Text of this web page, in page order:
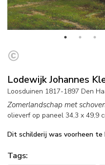
Lodewijk Johannes
Loosduinen 1817-1897 Den
Zomerlandschap met
olieverf op paneel 34,3 x 49,9
Dit schilderij was voorheen te
Tags: